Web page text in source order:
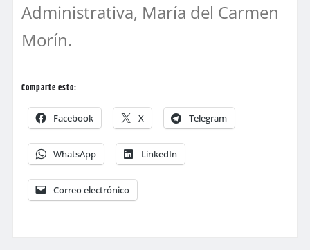
Administrativa, María del Carmen
Morín.
Comparte esto:
Facebook X Telegram
WhatsApp LinkedIn
Correo electrónico